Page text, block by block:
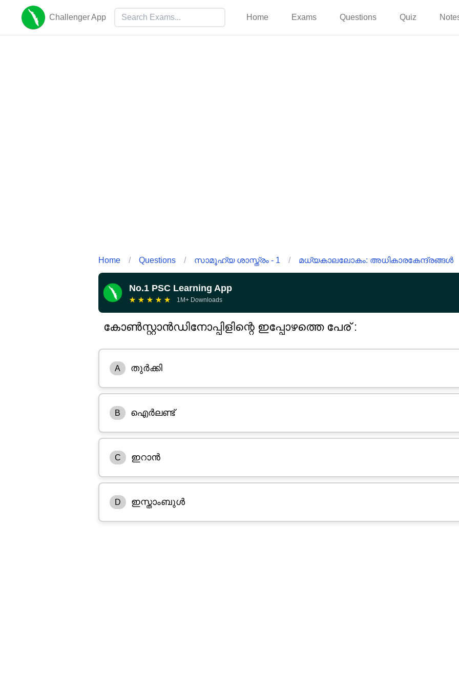
Challenger App Home Exams Questions Quiz
Home / Questions / സാമൂഹ്യ ശാസ്ത്രം - 1 / മധ്യകാലലോകം: അധികാരകേന്ദ്രങ്ങൾ
No.1 PSC Learning App
★ ★ ★ ★ ★ 1M+ Downloads
കോൺസ്റ്റാൻഡിനോപ്പിളിന്റെ ഇപ്പോഴത്തെ പേര് :
A തുർക്കി
B ഐർലണ്ട്
C ഇറാൻ
D ഇസ്താംബുൾ